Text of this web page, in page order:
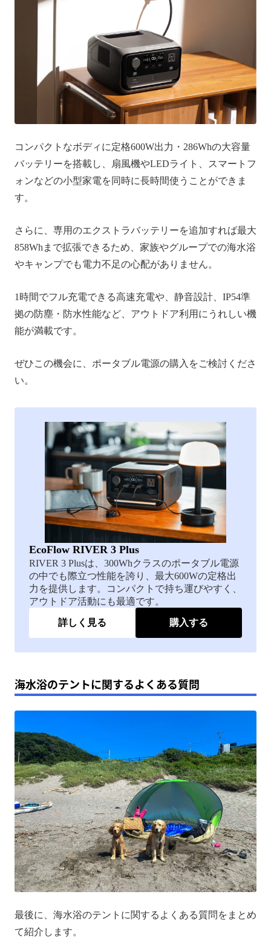
コンパクトなボディに定格600W出力・286Whの大容量
バッテリーを搭載し、扇風機やLEDライト、スマートフ
ォンなどの小型家電を同時に長時間使うことができま
す。
さらに、専用のエクストラバッテリーを追加すれば最大
858Whまで拡張できるため、家族やグループでの海水浴
やキャンプでも電力不足の心配がありません。
1時間でフル充電できる高速充電や、静音設計、IP54準
拠の防塵・防水性能など、アウトドア利用にうれしい機
能が満載です。
ぜひこの機会に、ポータブル電源の購入をご検討くださ
い。
EcoFlow RIVER 3 Plus
RIVER 3 Plusは、300Whクラスのポータブル電源
の中でも際立つ性能を誇り、最大600Wの定格出
力を提供します。コンパクトで持ち運びやすく、
アウトドア活動にも最適です。
詳しく見る 購入する
海水浴のテントに関するよくある質問
最後に、海水浴のテントに関するよくある質問をまとめ
て紹介します。